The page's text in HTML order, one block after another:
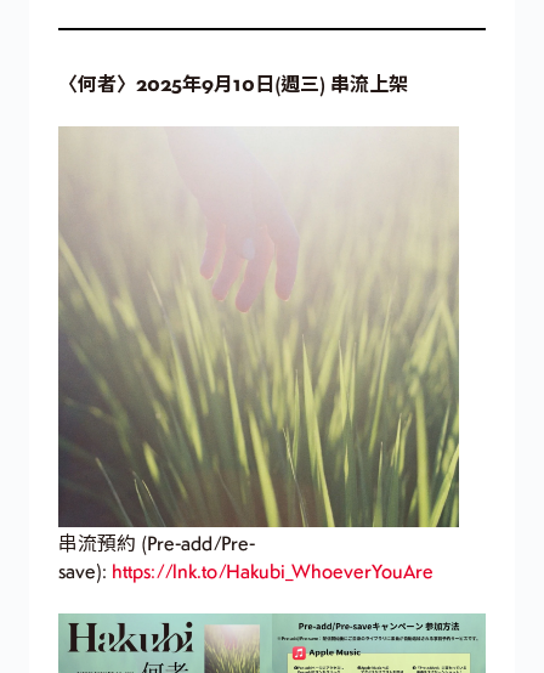
〈何者〉2025年9月10日(週三) 串流上架
串流預約 (Pre-add/Pre-
save): https://lnk.to/Hakubi_WhoeverYouAre